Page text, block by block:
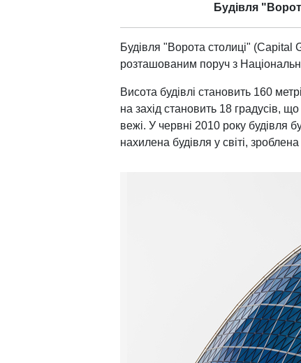
Будівля
Будівля "Ворота столиці"
розташованим поруч з
Висота будівлі становить 160
на захід становить 18 градусів,
вежі. У червні 2010 року будівля
нахилена будівля у світі,